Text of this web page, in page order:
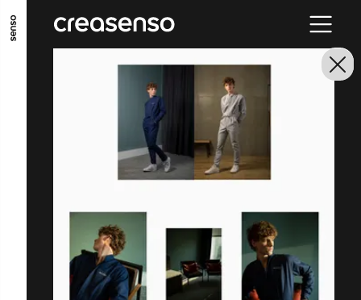
ALLER AU CONTENU PRINCIPAL
ALLER EN BAS DE PAGE